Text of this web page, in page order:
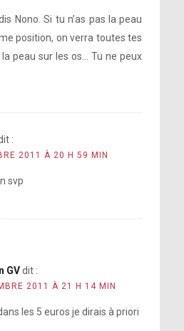
Nono. Si tu n’as pas la peau
position, on verra toutes tes
peau sur les os… Tu ne peux
:
2011 À 20 H 59 MIN
svp
GV dit :
2011 À 21 H 14 MIN
les 5 euros je dirais à priori